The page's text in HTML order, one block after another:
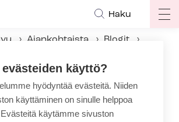
Haku
Ajankohtaista
Blogit
| 7:17
käyttö?
hyödyntää evästeitä. Niiden
käyttäminen on sinulle helppoa
käytämme sivuston